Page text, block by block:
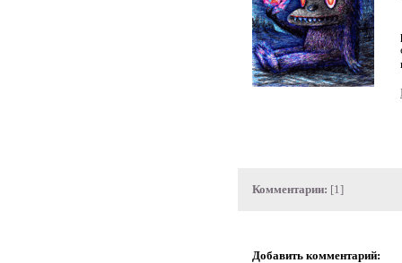
Комментарии: [1]
Добавить комментарий: